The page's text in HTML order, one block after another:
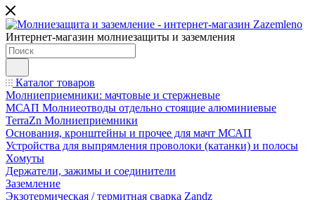
Интернет-магазин молниезащиты и заземления
Каталог товаров
Молниеприемники: мачтовые и стержневые
МСАП Молниеотводы отдельно стоящие алюминиевые
TerraZn Молниеприемники
Основания, кронштейны и прочее для мачт МСАП
Устройства для выпрямления проволоки (катанки) и полосы
Хомуты
Держатели, зажимы и соединители
Заземление
Экзотермическая / термитная сварка Zandz